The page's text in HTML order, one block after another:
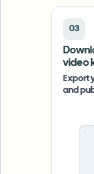
03
video
Export
and